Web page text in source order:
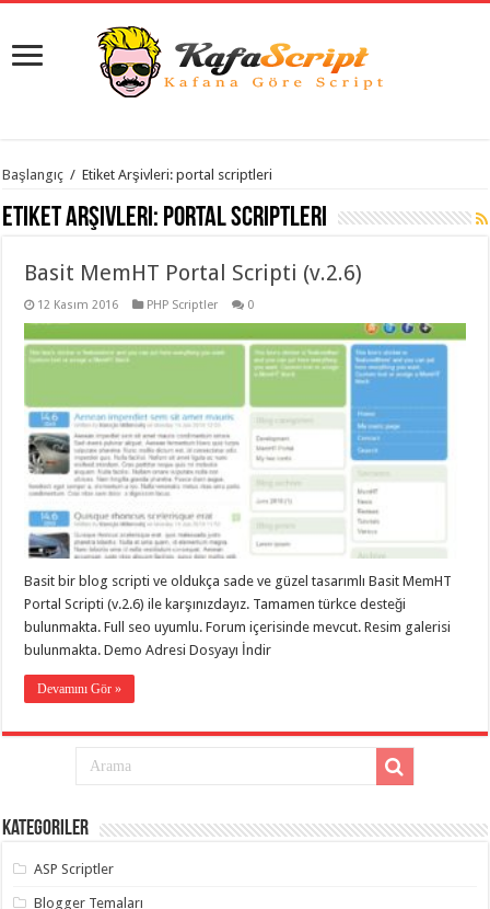
istanbul
evden
eve
organizasyon,
evden
taşımacılık,
evden
gaziantep
evden
taşımacılık,
evden
gaziantep
evden
gaziantep
evden
taşımacılık,
gaziantep
taşımacılık,
evden
taşımacılık,
gaziantep
taşıma,
evden
Başlangıç / Etiket Arşivleri: portal scriptleri
Etiket Arşivleri: portal scriptleri
Basit MemHT Portal Scripti (v.2.6)
12 Kasım 2016 PHP Scriptler 0
Basit bir blog scripti ve oldukça sade ve güzel tasarımlı Basit MemHT
Portal Scripti (v.2.6) ile karşınızdayız. Tamamen türkce desteği
bulunmakta. Full seo uyumlu. Forum içerisinde mevcut. Resim galerisi
bulunmakta. Demo Adresi Dosyayı İndir
Devamını Gör »
Kategoriler
ASP Scriptler
Blogger Temaları